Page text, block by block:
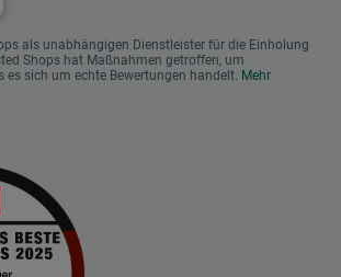
als unabhängigen Dienstleister für die Einholung
Shops hat Maßnahmen getroffen, um
es sich um echte Bewertungen handelt. Mehr